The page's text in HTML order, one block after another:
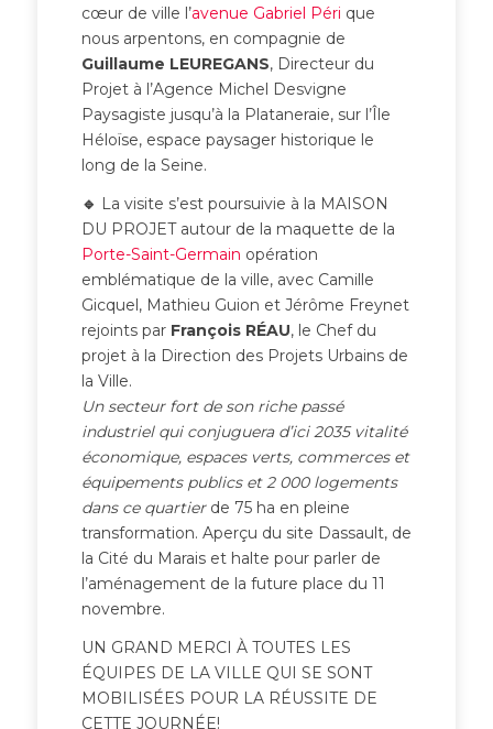
cœur de ville l’avenue Gabriel Péri que
nous arpentons, en compagnie de
Guillaume LEUREGANS, Directeur du
Projet à l’Agence Michel Desvigne
Paysagiste jusqu’à la Plataneraie, sur l’Île
Héloïse, espace paysager historique le
long de la Seine.
🔹 La visite s’est poursuivie à la MAISON
DU PROJET autour de la maquette de la
Porte-Saint-Germain opération
emblématique de la ville, avec Camille
Gicquel, Mathieu Guion et Jérôme Freynet
rejoints par François RÉAU, le Chef du
projet à la Direction des Projets Urbains de
la Ville.
Un secteur fort de son riche passé
industriel qui conjuguera d’ici 2035 vitalité
économique, espaces verts, commerces et
équipements publics et 2 000 logements
dans ce quartier de 75 ha en pleine
transformation. Aperçu du site Dassault, de
la Cité du Marais et halte pour parler de
l’aménagement de la future place du 11
novembre.
UN GRAND MERCI À TOUTES LES
ÉQUIPES DE LA VILLE QUI SE SONT
MOBILISÉES POUR LA RÉUSSITE DE
CETTE JOURNÉE!